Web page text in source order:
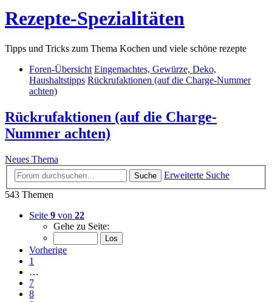
Rezepte-Spezialitäten
Tipps und Tricks zum Thema Kochen und viele schöne rezepte
Foren-Übersicht Eingemachtes, Gewürze, Deko,
Haushaltstipps Rückrufaktionen (auf die Charge-Nummer
achten)
Rückrufaktionen (auf die Charge-
Nummer achten)
Neues Thema
Suche
Erweiterte Suche
543 Themen
Seite 9 von 22
Gehe zu Seite:
Vorherige
1
…
7
8